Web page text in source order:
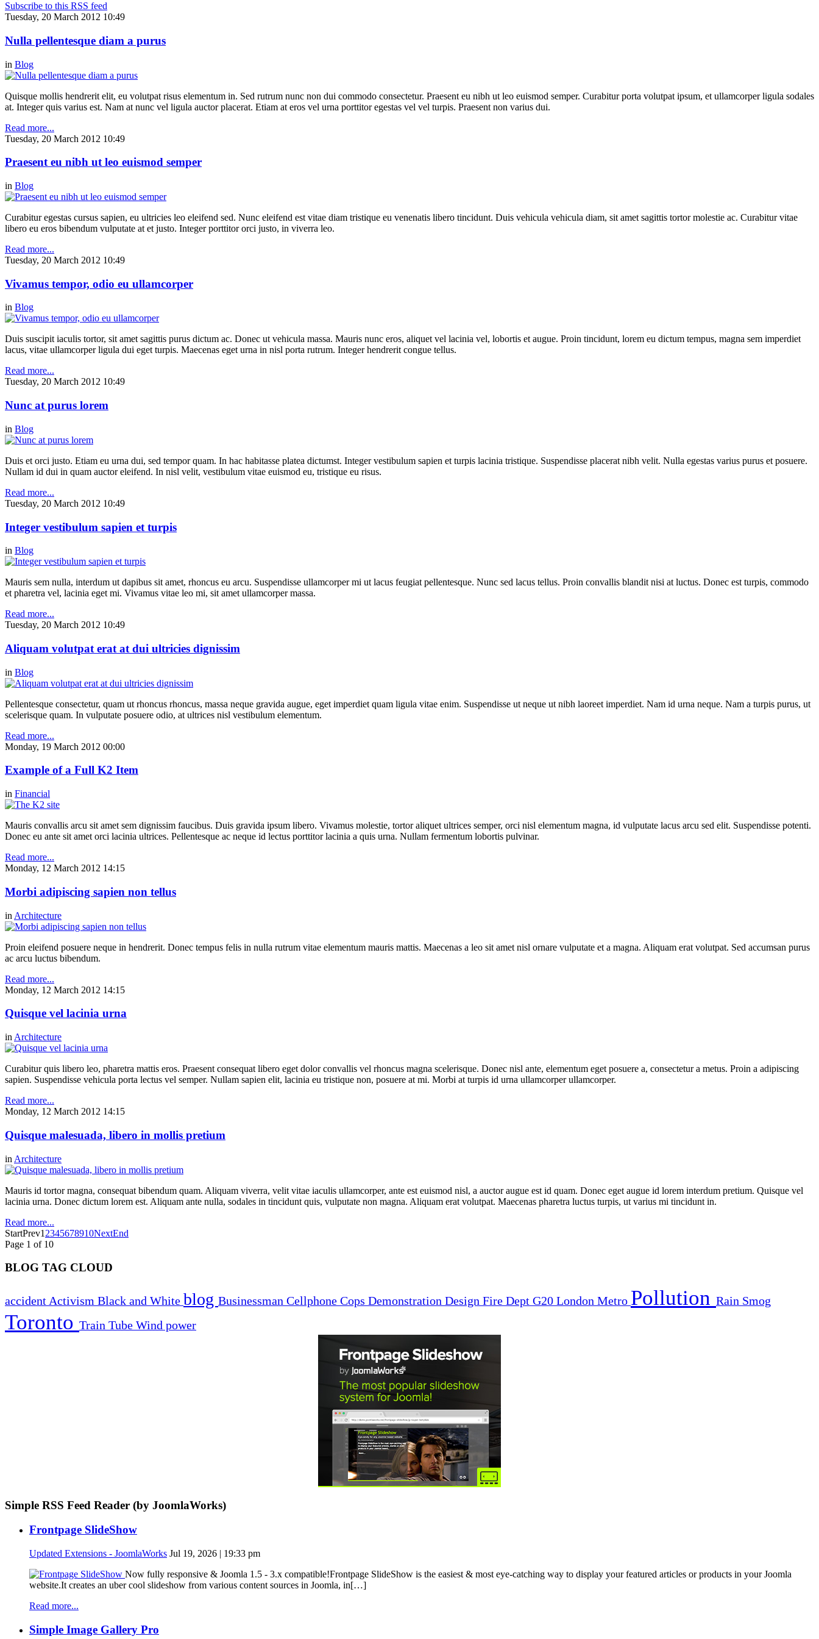
Subscribe to this RSS feed
Tuesday, 20 March 2012 10:49
Nulla pellentesque diam a purus
in Blog
Quisque mollis hendrerit elit, eu volutpat risus elementum in. Sed rutrum nunc non dui commodo consectetur. Praesent eu nibh ut leo euismod semper. Curabitur porta volutpat ipsum, et ullamcorper ligula sodales
at. Integer quis varius est. Nam at nunc vel ligula auctor placerat. Etiam at eros vel urna porttitor egestas vel vel turpis. Praesent non varius dui.
Read more...
Tuesday, 20 March 2012 10:49
Praesent eu nibh ut leo euismod semper
in Blog
Curabitur egestas cursus sapien, eu ultricies leo eleifend sed. Nunc eleifend est vitae diam tristique eu venenatis libero tincidunt. Duis vehicula vehicula diam, sit amet sagittis tortor molestie ac. Curabitur vitae
libero eu eros bibendum vulputate at et justo. Integer porttitor orci justo, in viverra leo.
Read more...
Tuesday, 20 March 2012 10:49
Vivamus tempor, odio eu ullamcorper
in Blog
Duis suscipit iaculis tortor, sit amet sagittis purus dictum ac. Donec ut vehicula massa. Mauris nunc eros, aliquet vel lacinia vel, lobortis et augue. Proin tincidunt, lorem eu dictum tempus, magna sem imperdiet
lacus, vitae ullamcorper ligula dui eget turpis. Maecenas eget urna in nisl porta rutrum. Integer hendrerit congue tellus.
Read more...
Tuesday, 20 March 2012 10:49
Nunc at purus lorem
in Blog
Duis et orci justo. Etiam eu urna dui, sed tempor quam. In hac habitasse platea dictumst. Integer vestibulum sapien et turpis lacinia tristique. Suspendisse placerat nibh velit. Nulla egestas varius purus et posuere.
Nullam id dui in quam auctor eleifend. In nisl velit, vestibulum vitae euismod eu, tristique eu risus.
Read more...
Tuesday, 20 March 2012 10:49
Integer vestibulum sapien et turpis
in Blog
Mauris sem nulla, interdum ut dapibus sit amet, rhoncus eu arcu. Suspendisse ullamcorper mi ut lacus feugiat pellentesque. Nunc sed lacus tellus. Proin convallis blandit nisi at luctus. Donec est turpis, commodo
et pharetra vel, lacinia eget mi. Vivamus vitae leo mi, sit amet ullamcorper massa.
Read more...
Tuesday, 20 March 2012 10:49
Aliquam volutpat erat at dui ultricies dignissim
in Blog
Pellentesque consectetur, quam ut rhoncus rhoncus, massa neque gravida augue, eget imperdiet quam ligula vitae enim. Suspendisse ut neque ut nibh laoreet imperdiet. Nam id urna neque. Nam a turpis purus, ut
scelerisque quam. In vulputate posuere odio, at ultrices nisl vestibulum elementum.
Read more...
Monday, 19 March 2012 00:00
Example of a Full K2 Item
in Financial
Mauris convallis arcu sit amet sem dignissim faucibus. Duis gravida ipsum libero. Vivamus molestie, tortor aliquet ultrices semper, orci nisl elementum magna, id vulputate lacus arcu sed elit. Suspendisse potenti.
Donec eu ante sit amet orci lacinia ultrices. Pellentesque ac neque id lectus porttitor lacinia a quis urna. Nullam fermentum lobortis pulvinar.
Read more...
Monday, 12 March 2012 14:15
Morbi adipiscing sapien non tellus
in Architecture
Proin eleifend posuere neque in hendrerit. Donec tempus felis in nulla rutrum vitae elementum mauris mattis. Maecenas a leo sit amet nisl ornare vulputate et a magna. Aliquam erat volutpat. Sed accumsan purus
ac arcu luctus bibendum.
Read more...
Monday, 12 March 2012 14:15
Quisque vel lacinia urna
in Architecture
Curabitur quis libero leo, pharetra mattis eros. Praesent consequat libero eget dolor convallis vel rhoncus magna scelerisque. Donec nisl ante, elementum eget posuere a, consectetur a metus. Proin a adipiscing
sapien. Suspendisse vehicula porta lectus vel semper. Nullam sapien elit, lacinia eu tristique non, posuere at mi. Morbi at turpis id urna ullamcorper ullamcorper.
Read more...
Monday, 12 March 2012 14:15
Quisque malesuada, libero in mollis pretium
in Architecture
Mauris id tortor magna, consequat bibendum quam. Aliquam viverra, velit vitae iaculis ullamcorper, ante est euismod nisl, a auctor augue est id quam. Donec eget augue id lorem interdum pretium. Quisque vel
lacinia urna. Donec dictum lorem est. Aliquam ante nulla, sodales in tincidunt quis, vulputate non magna. Aliquam erat volutpat. Maecenas pharetra luctus turpis, ut varius mi tincidunt in.
Read more...
StartPrev1 2345678910NextEnd
Page 1 of 10
BLOG TAG CLOUD
accident Activism Black and White blog Businessman Cellphone Cops Demonstration Design Fire Dept G20 London Metro Pollution Rain Smog
Toronto Train Tube Wind power
Simple RSS Feed Reader (by JoomlaWorks)
Frontpage SlideShow
Updated Extensions - JoomlaWorks Jul 19, 2026 | 19:33 pm
Now fully responsive & Joomla 1.5 - 3.x compatible!Frontpage SlideShow is the easiest & most eye-catching way to display your featured articles or products in your Joomla
website.It creates an uber cool slideshow from various content sources in Joomla, in[…]
Read more...
Simple Image Gallery Pro